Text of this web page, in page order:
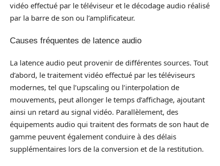
vidéo effectué par le téléviseur et le décodage audio réalisé
par la barre de son ou l’amplificateur.
Causes fréquentes de latence audio
La latence audio peut provenir de différentes sources. Tout
d’abord, le traitement vidéo effectué par les téléviseurs
modernes, tel que l’upscaling ou l’interpolation de
mouvements, peut allonger le temps d’affichage, ajoutant
ainsi un retard au signal vidéo. Parallèlement, des
équipements audio qui traitent des formats de son haut de
gamme peuvent également conduire à des délais
supplémentaires lors de la conversion et de la restitution.